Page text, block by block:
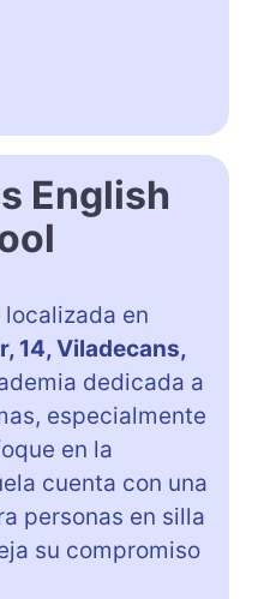
English
localizada en
14, Viladecans,
dedicada a
especialmente
en la
cuenta con una
personas en silla
su compromiso